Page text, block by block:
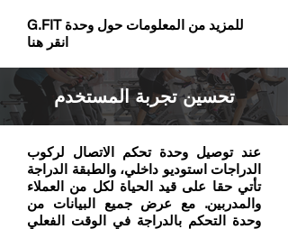
للمزيد من المعلومات حول وحدة G.FIT
انقر هنا
تحسين تجربة المستخدم
عند توصيل وحدة تحكم الاتصال لركوب
الدراجات استوديو داخلي، والطبقة الدراجة
تأتي حقا على قيد الحياة لكل من العملاء
والمدربين. مع عرض جميع البيانات من
وحدة التحكم بالدراجة في الوقت الفعلي